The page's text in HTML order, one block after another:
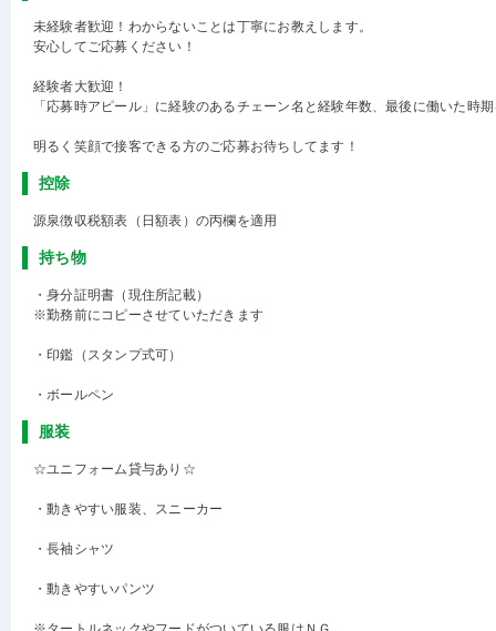
未経験者歓迎！わからないことは丁寧にお教えします。
安心してご応募ください！
経験者大歓迎！
「応募時アピール」に経験のあるチェーン名と経験年数、最後に働いた時
明るく笑顔で接客できる方のご応募お待ちしてます！
控除
源泉徴収税額表（日額表）の丙欄を適用
持ち物
・身分証明書（現住所記載）
※勤務前にコピーさせていただきます
・印鑑（スタンプ式可）
・ボールペン
服装
☆ユニフォーム貸与あり☆
・動きやすい服装、スニーカー
・長袖シャツ
・動きやすいパンツ